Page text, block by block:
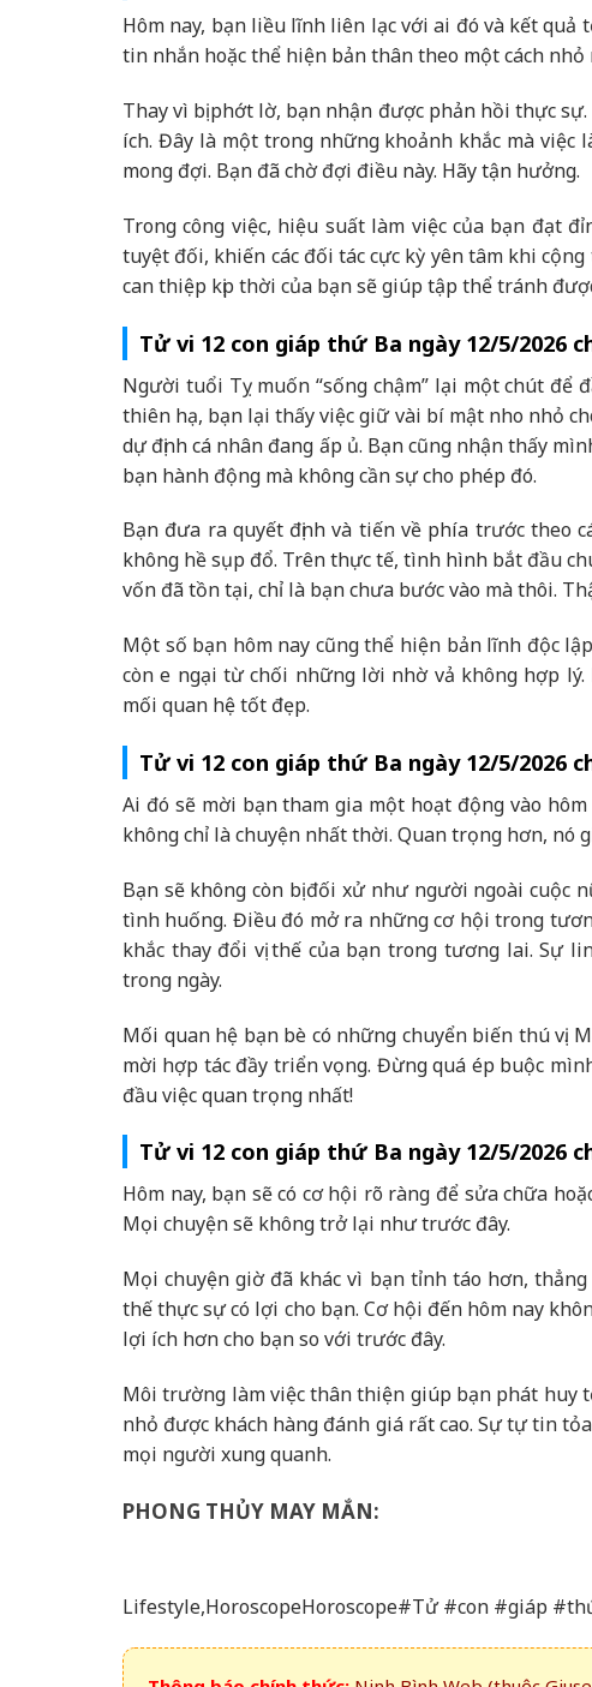
Hôm nay, bạn liều lĩnh liên lạc với ai đó và kết
tin nhắn hoặc thể hiện bản thân theo một cách
Thay vì bị phớt lờ, bạn nhận được phản hồi thực
ích. Đây là một trong những khoảnh khắc mà
mong đợi. Bạn đã chờ đợi điều này. Hãy tận hưởng.
Trong công việc, hiệu suất làm việc của bạn đạt
tuyệt đối, khiến các đối tác cực kỳ yên tâm khi
can thiệp kịp thời của bạn sẽ giúp tập thể tránh
Tử vi 12 con giáp thứ Ba ngày 12/5/2026
Người tuổi Tỵ muốn “sống chậm” lại một chút để
thiên hạ, bạn lại thấy việc giữ vài bí mật nho nhỏ
dự định cá nhân đang ấp ủ. Bạn cũng nhận thấy
bạn hành động mà không cần sự cho phép đó.
Bạn đưa ra quyết định và tiến về phía trước theo
không hề sụp đổ. Trên thực tế, tình hình bắt đầu
vốn đã tồn tại, chỉ là bạn chưa bước vào mà thôi.
Một số bạn hôm nay cũng thể hiện bản lĩnh độc
còn e ngại từ chối những lời nhờ vả không hợp
mối quan hệ tốt đẹp.
Tử vi 12 con giáp thứ Ba ngày 12/5/2026
Ai đó sẽ mời bạn tham gia một hoạt động vào
không chỉ là chuyện nhất thời. Quan trọng hơn,
Bạn sẽ không còn bị đối xử như người ngoài cuộc
tình huống. Điều đó mở ra những cơ hội trong
khắc thay đổi vị thế của bạn trong tương lai. Sự
trong ngày.
Mối quan hệ bạn bè có những chuyển biến thú vị.
mời hợp tác đầy triển vọng. Đừng quá ép buộc
đầu việc quan trọng nhất!
Tử vi 12 con giáp thứ Ba ngày 12/5/2026
Hôm nay, bạn sẽ có cơ hội rõ ràng để sửa chữa
Mọi chuyện sẽ không trở lại như trước đây.
Mọi chuyện giờ đã khác vì bạn tỉnh táo hơn,
thế thực sự có lợi cho bạn. Cơ hội đến hôm nay
lợi ích hơn cho bạn so với trước đây.
Môi trường làm việc thân thiện giúp bạn phát huy
nhỏ được khách hàng đánh giá rất cao. Sự tự tin
mọi người xung quanh.
PHONG THỦY MAY MẮN:
Lifestyle,HoroscopeHoroscope#Tử #con #giáp